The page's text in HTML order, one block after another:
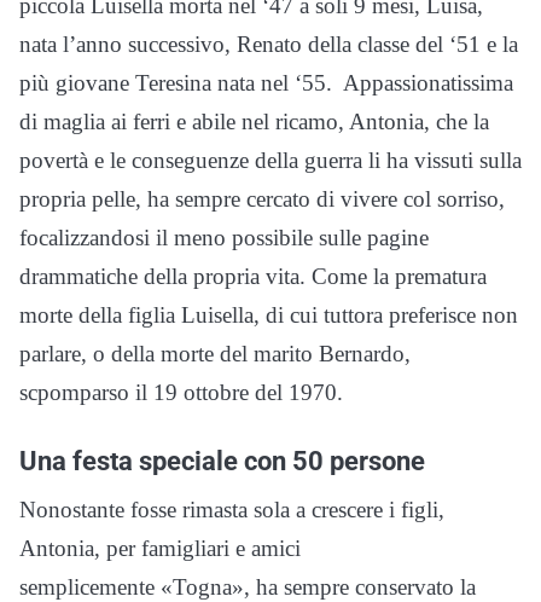
piccola Luisella morta nel ‘47 a soli 9 mesi, Luisa,
nata l’anno successivo, Renato della classe del ‘51 e la
più giovane Teresina nata nel ‘55. Appassionatissima
di maglia ai ferri e abile nel ricamo, Antonia, che la
povertà e le conseguenze della guerra li ha vissuti sulla
propria pelle, ha sempre cercato di vivere col sorriso,
focalizzandosi il meno possibile sulle pagine
drammatiche della propria vita. Come la prematura
morte della figlia Luisella, di cui tuttora preferisce non
parlare, o della morte del marito Bernardo,
scpomparso il 19 ottobre del 1970.
Una festa speciale con 50 persone
Nonostante fosse rimasta sola a crescere i figli,
Antonia, per famigliari e amici
semplicemente «Togna», ha sempre conservato la